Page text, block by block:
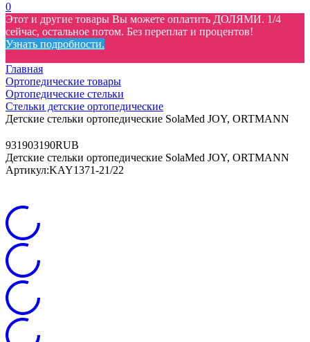
0
Этот и другие товары Вы можете оплатить ДОЛЯМИ. 1/4
сейчас, остальное потом. Без переплат и процентов!
Узнать подробности.
Главная
Ортопедические товары
Ортопедические стельки
Стельки детские ортопедические
Детские стельки ортопедические SolaMed JOY, ORTMANN
931903190RUB
Детские стельки ортопедические SolaMed JOY, ORTMANN
Артикул:KAY1371-21/22